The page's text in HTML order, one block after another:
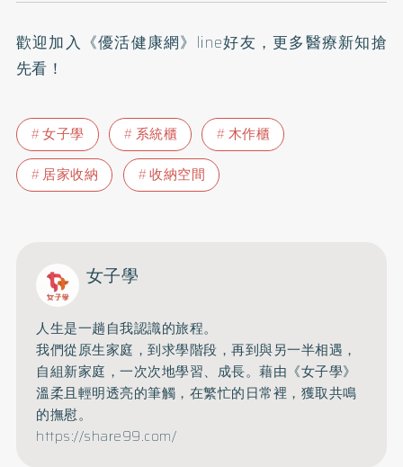
歡迎加入 《優活健康網》line好友 ，更多醫療新知搶
先看！
女子學 系統櫃
木作櫃
居家收納
收納空間
女子學
人生是一趟自我認識的旅程。
我們從原生家庭，到求學階段，再到與另一半相遇，
自組新家庭，一次次地學習、成長。藉由《女子學》
溫柔且輕明透亮的筆觸，在繁忙的日常裡，獲取共鳴
的撫慰。
https://share99.com/